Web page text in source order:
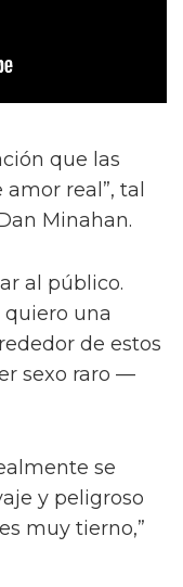
que las
amor real”, tal
Minahan.
al público.
quiero una
de estos
sexo raro —
se
y peligroso
muy tierno,”